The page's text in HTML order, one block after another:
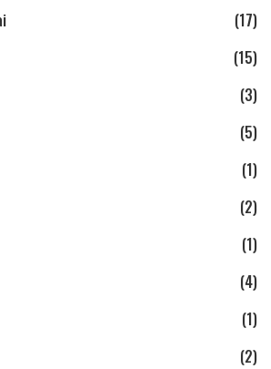
(17)
(15)
(3)
(5)
(1)
(2)
(1)
(4)
(1)
(2)